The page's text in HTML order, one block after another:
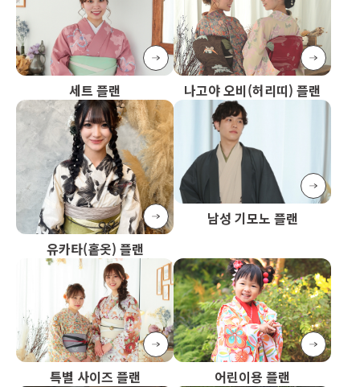
세트 플랜 나고야 오비(허리띠) 플랜
유카타(홑옷) 플랜
남성 기모노 플랜
특별 사이즈 플랜 어린이용 플랜